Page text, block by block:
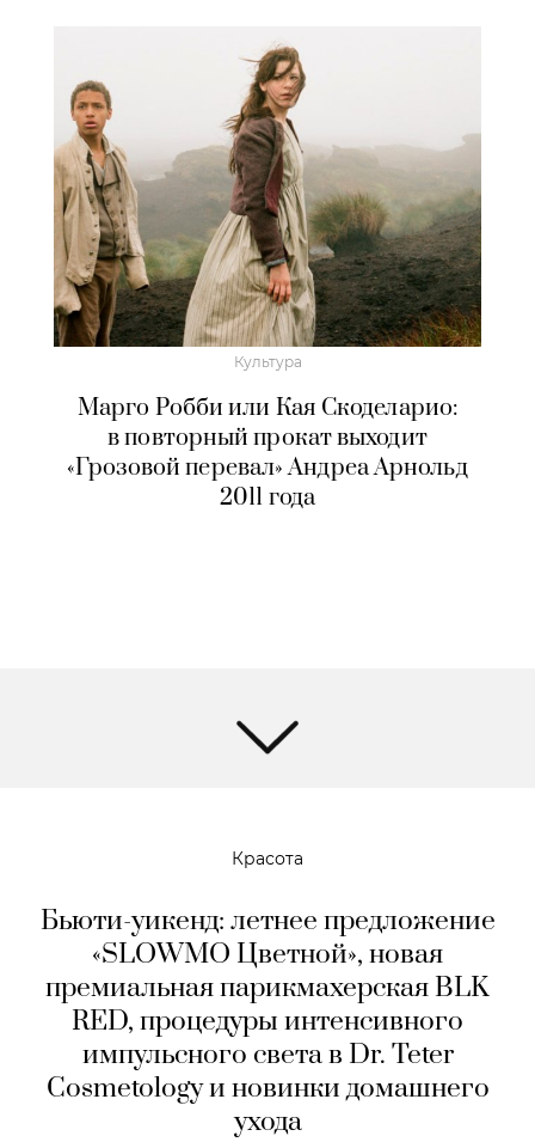
Культура
Марго Робби или Кая Скоделарио:
в повторный прокат выходит
«Грозовой перевал» Андреа Арнольд
2011 года
Красота
Бьюти-уикенд: летнее предложение
«SLOWMO Цветной», новая
премиальная парикмахерская BLK
RED, процедуры интенсивного
импульсного света в Dr. Teter
Cosmetology и новинки домашнего
ухода